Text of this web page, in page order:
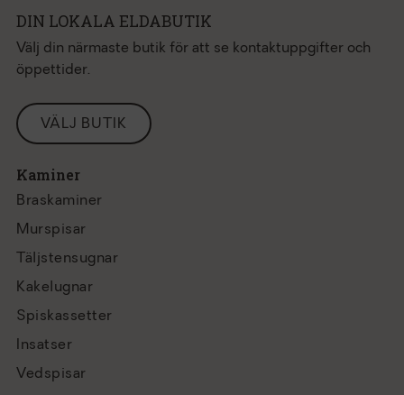
DIN LOKALA ELDABUTIK
Välj din närmaste butik för att se kontaktuppgifter och
öppettider.
VÄLJ BUTIK
Kaminer
Braskaminer
Murspisar
Täljstensugnar
Kakelugnar
Spiskassetter
Insatser
Vedspisar